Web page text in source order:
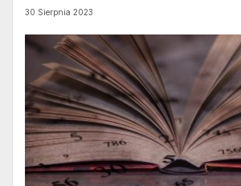
30 Sierpnia 2023